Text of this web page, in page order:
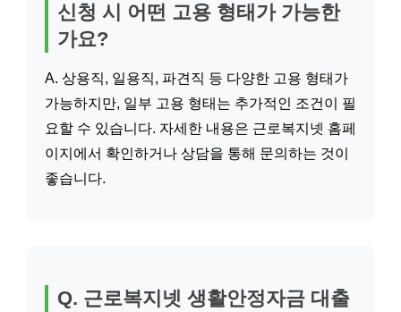
신청 시 어떤 고용 형태가 가능한
가요?
A. 상용직, 일용직, 파견직 등 다양한 고용 형태가
가능하지만, 일부 고용 형태는 추가적인 조건이 필
요할 수 있습니다. 자세한 내용은 근로복지넷 홈페
이지에서 확인하거나 상담을 통해 문의하는 것이
좋습니다.
Q. 근로복지넷 생활안정자금 대출